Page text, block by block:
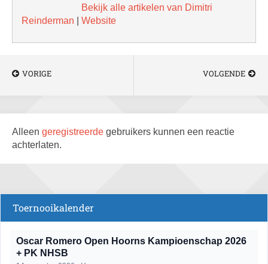
Bekijk alle artikelen van Dimitri
Reinderman
Website
VORIGE VOLGENDE
Alleen geregistreerde gebruikers kunnen een reactie
achterlaten.
Toernooikalender
Oscar Romero Open Hoorns Kampioenschap 2026
+ PK NHSB